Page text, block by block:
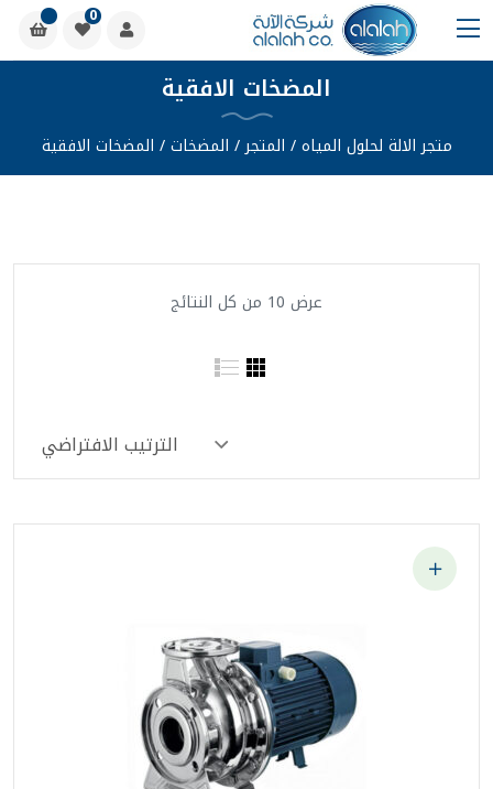
0
المضخات الافقية
متجر الالة لحلول المياه/ المتجر/ المضخات/ المضخات الافقية
عرض ⁦10⁩ من كل النتائج